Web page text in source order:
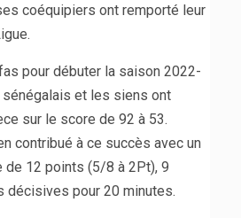
coéquipiers ont remporté leur
pour débuter la saison 2022-
sénégalais et les siens ont
sur le score de 92 à 53.
contribué à ce succès avec un
de 12 points (5/8 à 2Pt), 9
décisives pour 20 minutes.